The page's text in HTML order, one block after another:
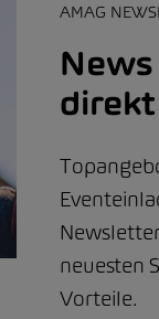
AMAG
neuesten
Vorteile.